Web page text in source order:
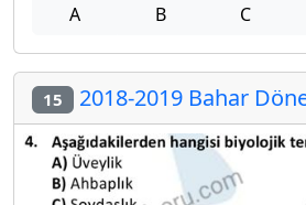
A B C
15 2018-2019 Bahar